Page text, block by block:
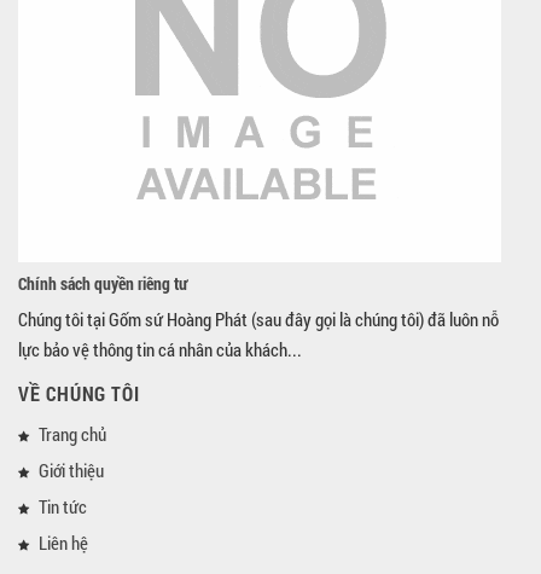
Chính sách quyền riêng tư
Chúng tôi tại Gốm sứ Hoàng Phát (sau đây gọi là chúng tôi) đã luôn nỗ
lực bảo vệ thông tin cá nhân của khách...
VỀ CHÚNG TÔI
Trang chủ
Giới thiệu
Tin tức
Liên hệ